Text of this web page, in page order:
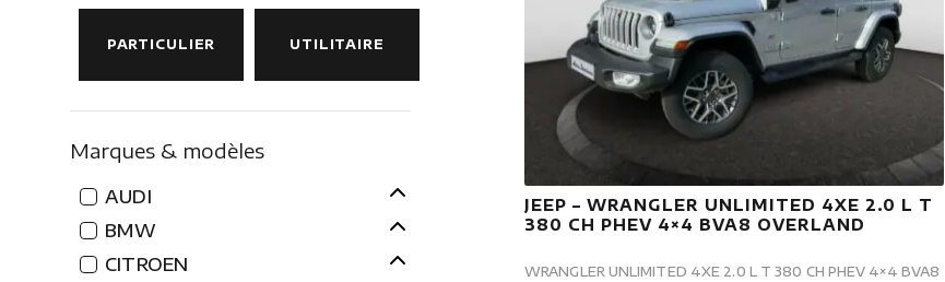
PARTICULIER UTILITAIRE
Marques & modèles
AUDI
BMW
CITROEN
JEEP – WRANGLER UNLIMITED 4XE 2.0 L T
380 CH PHEV 4×4 BVA8 OVERLAND
WRANGLER UNLIMITED 4XE 2.0 L T 380 CH PHEV 4×4 BVA8